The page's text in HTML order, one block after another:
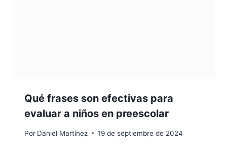
Qué frases son efectivas para
evaluar a niños en preescolar
Por Daniel Martínez 19 de septiembre de 2024